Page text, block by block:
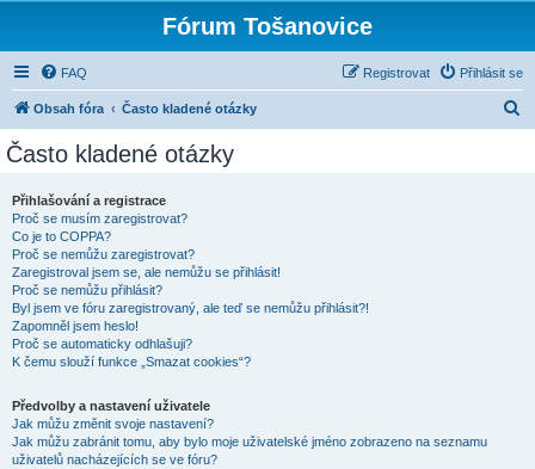
Fórum Tošanovice
FAQ Přihlásit se
Registrovat
Obsah fóra Často kladené otázky
Často kladené otázky
Přihlašování a registrace
Proč se musím zaregistrovat?
Co je to COPPA?
Proč se nemůžu zaregistrovat?
Zaregistroval jsem se, ale nemůžu se přihlásit!
Proč se nemůžu přihlásit?
Byl jsem ve fóru zaregistrovaný, ale teď se nemůžu přihlásit?!
Zapomněl jsem heslo!
Proč se automaticky odhlašuji?
K čemu slouží funkce „Smazat cookies“?
Předvolby a nastavení uživatele
Jak můžu změnit svoje nastavení?
Jak můžu zabránit tomu, aby bylo moje uživatelské jméno zobrazeno na seznamu
uživatelů nacházejících se ve fóru?